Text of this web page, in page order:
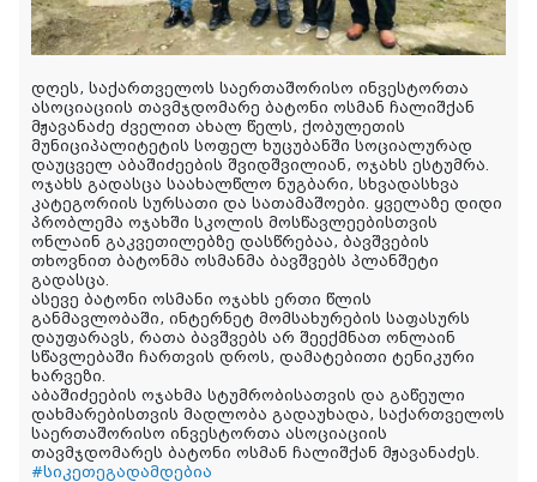
დღეს, საქართველოს საერთაშორისო ინვესტორთა
ასოციაციის თავმჯდომარე ბატონი ოსმან ჩალიშქან
მჟავანაძე ძველით ახალ წელს, ქობულეთის
მუნიციპალიტეტის სოფელ ხუცუბანში სოციალურად
დაუცველ აბაშიძეების შვიდშვილიან, ოჯახს ესტუმრა.
ოჯახს გადასცა საახალწლო ნუგბარი, სხვადასხვა
კატეგორიის სურსათი და სათამაშოები. ყველაზე დიდი
პრობლემა ოჯახში სკოლის მოსწავლეებისთვის
ონლაინ გაკვეთილებზე დასწრებაა, ბავშვების
თხოვნით ბატონმა ოსმანმა ბავშვებს პლანშეტი
გადასცა.
ასევე ბატონი ოსმანი ოჯახს ერთი წლის
განმავლობაში, ინტერნეტ მომსახურების საფასურს
დაუფარავს, რათა ბავშვებს არ შეექმნათ ონლაინ
სწავლებაში ჩართვის დროს, დამატებითი ტენიკური
ხარვეზი.
აბაშიძეების ოჯახმა სტუმრობისათვის და გაწეული
დახმარებისთვის მადლობა გადაუხადა, საქართველოს
საერთაშორისო ინვესტორთა ასოციაციის
თავმჯდომარეს ბატონი ოსმან ჩალიშქან მჟავანაძეს.
#სიკეთეგადამდებია